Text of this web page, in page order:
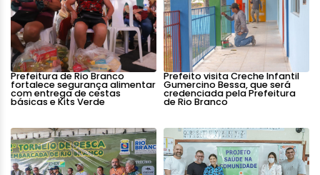
Prefeitura de Rio Branco
fortalece segurança alimentar
com entrega de cestas
básicas e Kits Verde
Prefeito visita Creche Infantil
Gumercino Bessa, que será
credenciada pela Prefeitura
de Rio Branco